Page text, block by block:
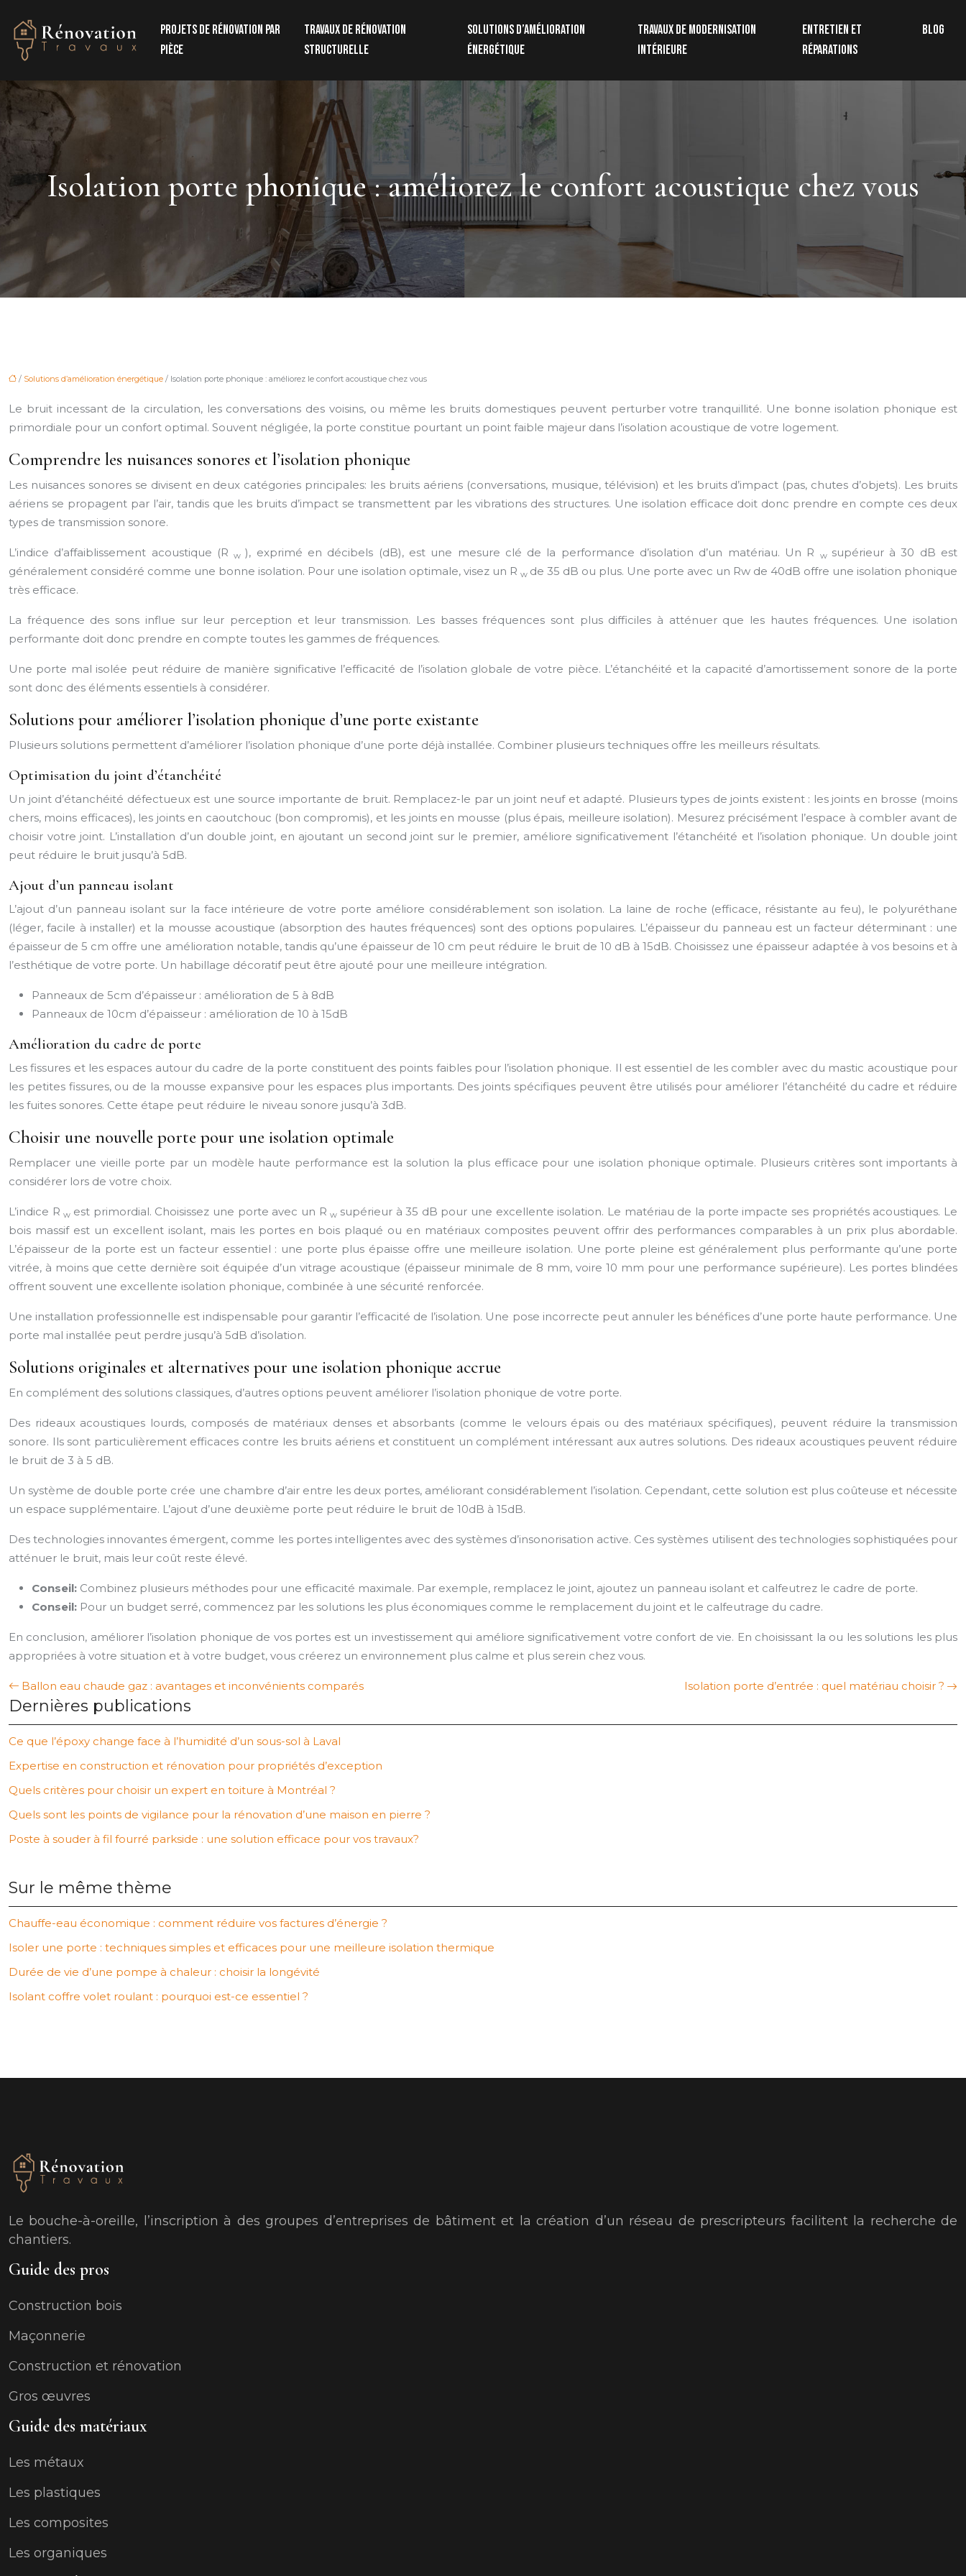
Projets de rénovation par
pièce
Travaux de rénovation
structurelle
Solutions d’amélioration
énergétique
Travaux de modernisation
intérieure
Entretien et
réparations
Blog
Isolation porte phonique : améliorez le confort acoustique chez vous
/ Solutions d’amélioration énergétique / Isolation porte phonique : améliorez le confort acoustique chez vous
Le bruit incessant de la circulation, les conversations des voisins, ou même les bruits domestiques peuvent perturber votre tranquillité. Une bonne isolation phonique est
primordiale pour un confort optimal. Souvent négligée, la porte constitue pourtant un point faible majeur dans l’isolation acoustique de votre logement.
Comprendre les nuisances sonores et l’isolation phonique
Les nuisances sonores se divisent en deux catégories principales: les bruits aériens (conversations, musique, télévision) et les bruits d’impact (pas, chutes d’objets). Les bruits
aériens se propagent par l’air, tandis que les bruits d’impact se transmettent par les vibrations des structures. Une isolation efficace doit donc prendre en compte ces deux
types de transmission sonore.
L’indice d’affaiblissement acoustique (Rw), exprimé en décibels (dB), est une mesure clé de la performance d’isolation d’un matériau. Un R w supérieur à 30 dB est
généralement considéré comme une bonne isolation. Pour une isolation optimale, visez un R w de 35 dB ou plus. Une porte avec un Rw de 40dB offre une isolation phonique
très efficace.
La fréquence des sons influe sur leur perception et leur transmission. Les basses fréquences sont plus difficiles à atténuer que les hautes fréquences. Une isolation
performante doit donc prendre en compte toutes les gammes de fréquences.
Une porte mal isolée peut réduire de manière significative l’efficacité de l’isolation globale de votre pièce. L’étanchéité et la capacité d’amortissement sonore de la porte
sont donc des éléments essentiels à considérer.
Solutions pour améliorer l’isolation phonique d’une porte existante
Plusieurs solutions permettent d’améliorer l’isolation phonique d’une porte déjà installée. Combiner plusieurs techniques offre les meilleurs résultats.
Optimisation du joint d’étanchéité
Un joint d’étanchéité défectueux est une source importante de bruit. Remplacez-le par un joint neuf et adapté. Plusieurs types de joints existent : les joints en brosse (moins
chers, moins efficaces), les joints en caoutchouc (bon compromis), et les joints en mousse (plus épais, meilleure isolation). Mesurez précisément l’espace à combler avant de
choisir votre joint. L’installation d’un double joint, en ajoutant un second joint sur le premier, améliore significativement l’étanchéité et l’isolation phonique. Un double joint
peut réduire le bruit jusqu’à 5dB.
Ajout d’un panneau isolant
L’ajout d’un panneau isolant sur la face intérieure de votre porte améliore considérablement son isolation. La laine de roche (efficace, résistante au feu), le polyuréthane
(léger, facile à installer) et la mousse acoustique (absorption des hautes fréquences) sont des options populaires. L’épaisseur du panneau est un facteur déterminant : une
épaisseur de 5 cm offre une amélioration notable, tandis qu’une épaisseur de 10 cm peut réduire le bruit de 10 dB à 15dB. Choisissez une épaisseur adaptée à vos besoins et à
l’esthétique de votre porte. Un habillage décoratif peut être ajouté pour une meilleure intégration.
Panneaux de 5cm d’épaisseur : amélioration de 5 à 8dB
Panneaux de 10cm d’épaisseur : amélioration de 10 à 15dB
Amélioration du cadre de porte
Les fissures et les espaces autour du cadre de la porte constituent des points faibles pour l’isolation phonique. Il est essentiel de les combler avec du mastic acoustique pour
les petites fissures, ou de la mousse expansive pour les espaces plus importants. Des joints spécifiques peuvent être utilisés pour améliorer l’étanchéité du cadre et réduire
les fuites sonores. Cette étape peut réduire le niveau sonore jusqu’à 3dB.
Choisir une nouvelle porte pour une isolation optimale
Remplacer une vieille porte par un modèle haute performance est la solution la plus efficace pour une isolation phonique optimale. Plusieurs critères sont importants à
considérer lors de votre choix.
L’indice Rw est primordial. Choisissez une porte avec un Rw supérieur à 35 dB pour une excellente isolation. Le matériau de la porte impacte ses propriétés acoustiques. Le
bois massif est un excellent isolant, mais les portes en bois plaqué ou en matériaux composites peuvent offrir des performances comparables à un prix plus abordable.
L’épaisseur de la porte est un facteur essentiel : une porte plus épaisse offre une meilleure isolation. Une porte pleine est généralement plus performante qu’une porte
vitrée, à moins que cette dernière soit équipée d’un vitrage acoustique (épaisseur minimale de 8 mm, voire 10 mm pour une performance supérieure). Les portes blindées
offrent souvent une excellente isolation phonique, combinée à une sécurité renforcée.
Une installation professionnelle est indispensable pour garantir l’efficacité de l’isolation. Une pose incorrecte peut annuler les bénéfices d’une porte haute performance. Une
porte mal installée peut perdre jusqu’à 5dB d’isolation.
Solutions originales et alternatives pour une isolation phonique accrue
En complément des solutions classiques, d’autres options peuvent améliorer l’isolation phonique de votre porte.
Des rideaux acoustiques lourds, composés de matériaux denses et absorbants (comme le velours épais ou des matériaux spécifiques), peuvent réduire la transmission
sonore. Ils sont particulièrement efficaces contre les bruits aériens et constituent un complément intéressant aux autres solutions. Des rideaux acoustiques peuvent réduire
le bruit de 3 à 5 dB.
Un système de double porte crée une chambre d’air entre les deux portes, améliorant considérablement l’isolation. Cependant, cette solution est plus coûteuse et nécessite
un espace supplémentaire. L’ajout d’une deuxième porte peut réduire le bruit de 10dB à 15dB.
Des technologies innovantes émergent, comme les portes intelligentes avec des systèmes d’insonorisation active. Ces systèmes utilisent des technologies sophistiquées pour
atténuer le bruit, mais leur coût reste élevé.
Conseil: Combinez plusieurs méthodes pour une efficacité maximale. Par exemple, remplacez le joint, ajoutez un panneau isolant et calfeutrez le cadre de porte.
Conseil: Pour un budget serré, commencez par les solutions les plus économiques comme le remplacement du joint et le calfeutrage du cadre.
En conclusion, améliorer l’isolation phonique de vos portes est un investissement qui améliore significativement votre confort de vie. En choisissant la ou les solutions les plus
appropriées à votre situation et à votre budget, vous créerez un environnement plus calme et plus serein chez vous.
Ballon eau chaude gaz : avantages et inconvénients comparés Isolation porte d’entrée : quel matériau choisir ?
Dernières publications
Ce que l’époxy change face à l’humidité d’un sous-sol à Laval
Expertise en construction et rénovation pour propriétés d’exception
Quels critères pour choisir un expert en toiture à Montréal ?
Quels sont les points de vigilance pour la rénovation d’une maison en pierre ?
Poste à souder à fil fourré parkside : une solution efficace pour vos travaux?
Sur le même thème
Chauffe-eau économique : comment réduire vos factures d’énergie ?
Isoler une porte : techniques simples et efficaces pour une meilleure isolation thermique
Durée de vie d’une pompe à chaleur : choisir la longévité
Isolant coffre volet roulant : pourquoi est-ce essentiel ?
Le bouche-à-oreille, l’inscription à des groupes d’entreprises de bâtiment et la création d’un réseau de prescripteurs facilitent la recherche de
chantiers.
Guide des pros
Construction bois
Maçonnerie
Construction et rénovation
Gros œuvres
Guide des matériaux
Les métaux
Les plastiques
Les composites
Les organiques